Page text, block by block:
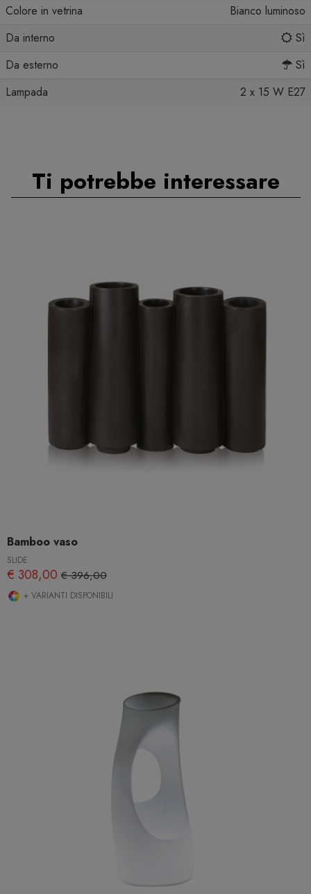
Colore in vetrina
Bianco luminoso
Da interno
Sì
Da esterno
Sì
Lampada
2 x 15 W E27
Ti potrebbe interessare
Bamboo vaso
SLIDE
€ 308,00 € 396,00
+ VARIANTI DISPONIBILI